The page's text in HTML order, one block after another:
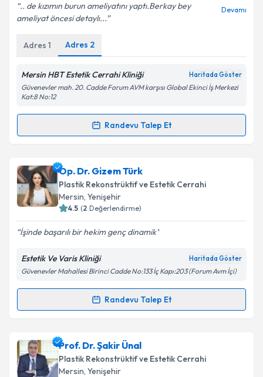
.. de kızımın burun ameliyatını yaptı.Berkay bey
ameliyat öncesi detaylı...
Devamı
Adres 1 Adres 2
Mersin HBT Estetik Cerrahi Kliniği Haritada Göster
Güvenevler mah. 20. Cadde Forum AVM karşısı Global Ekinci İş Merkezi
Kat:8 No:12
Randevu Talep Et
Randevu Takvimi Talebi
Op. Dr. Berkant Tunciçin randevu takvimi talebi
oluşturun. Size bu uzmandan randevu almanız için bir
takvim hazırlandığında e-posta ile bilgilendireceğiz.
Kişisel verilerimin işlenmesine ilişkinAydınlatma
Metni'ni okudum ve kişisel verilerimin belirtilen
kapsamda işlenmesini kabul ediyorum.
Op. Dr. Gizem Türk
Plastik Rekonstrüktif ve Estetik Cerrahi
Mersin, Yenişehir
4.5 (2 Değerlendirme)
İşinde başarılı bir hekim genç dinamik
Estetik Ve Varis Kliniği Haritada Göster
Güvenevler Mahallesi Birinci Cadde No:133 İç Kapı:203 (Forum Avm İçi)
Randevu Talep Et
Randevu Takvimi Talebi
Op. Dr. Gizem Türkiçin randevu takvimi talebi
oluşturun. Size bu uzmandan randevu almanız için bir
takvim hazırlandığında e-posta ile bilgilendireceğiz.
Prof. Dr. Şakir Ünal
Plastik Rekonstrüktif ve Estetik Cerrahi
Mersin, Yenişehir